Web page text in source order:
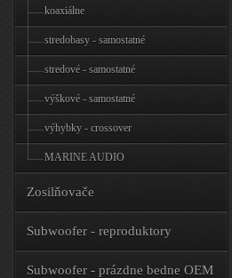
koaxiálne
stredobasy - samostatné
stredové - samostatné
výškové - samostatné
výhybky - crossover
MARINE AUDIO
Zosilňovače
Subwoofer - reproduktory
Subwoofer - prázdne bedne OEM